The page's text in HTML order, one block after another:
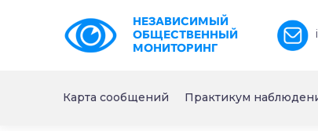
НЕЗАВИСИМЫЙ
ОБЩЕСТВЕННЫЙ
МОНИТОРИНГ
Карта сообщений Практикум